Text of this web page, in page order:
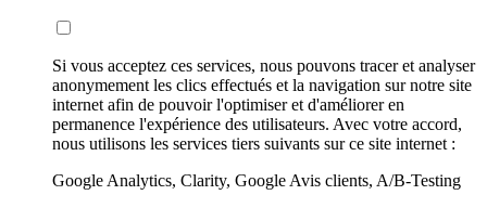
Si vous acceptez ces services, nous pouvons tracer et analyser
anonymement les clics effectués et la navigation sur notre site
internet afin de pouvoir l'optimiser et d'améliorer en
permanence l'expérience des utilisateurs. Avec votre accord,
nous utilisons les services tiers suivants sur ce site internet :
Google Analytics, Clarity, Google Avis clients, A/B-Testing